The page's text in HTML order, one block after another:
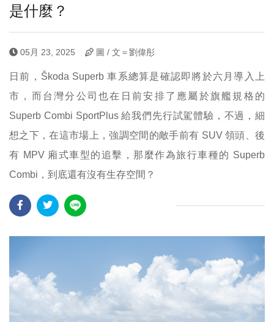
是什麼？
05月 23, 2025 圖 / 文＝劉偉彤
日前，Škoda Superb 車系總算是確認即將於六月導入上
市，而台灣分公司也在日前安排了應屬於旗艦規格的
Superb Combi SportPlus 給我們先行試駕體驗，不過，細
想之下，在這市場上，強調空間的敵手前有 SUV 領頭、後
有 MPV 廂式車型的追擊，那麼作為旅行車種的 Superb
Combi，到底還有沒有生存空間？